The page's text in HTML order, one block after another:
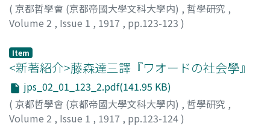
( 京都哲學會 (京都帝國大學文科大學内) , 哲學研究 ,
Volume 2 , Issue 1 , 1917 , pp.123-123 )
Item
<新著紹介>藤森達三譯『ワオードの社会學』
jps_02_01_123_2.pdf(141.95 KB)
( 京都哲學會 (京都帝國大學文科大學内) , 哲學研究 ,
Volume 2 , Issue 1 , 1917 , pp.123-124)